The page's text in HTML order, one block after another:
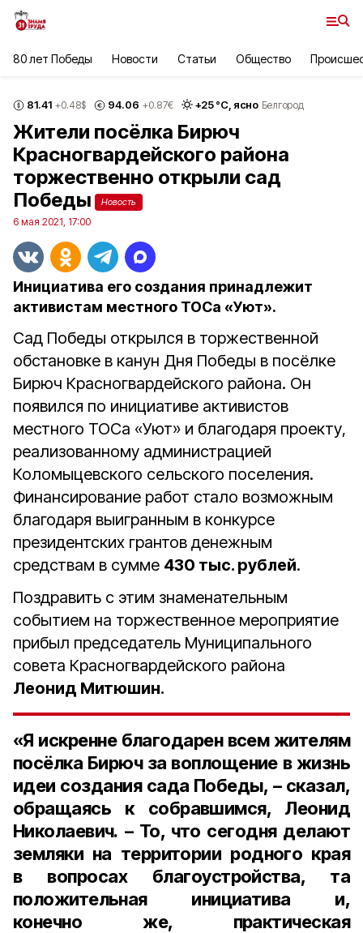
80 лет Победы Новости Статьи Общество
81.41 +0.48$ 94.06 +0.87€ +25°С, ясно Белгород
Жители посёлка Бирюч
Красногвардейского района
торжественно открыли сад
Победы
Новость
6 мая 2021, 17:00
Инициатива его создания принадлежит
активистам местного ТОСа «Уют».
Сад Победы открылся в торжественной
обстановке в канун Дня Победы в посёлке
Бирюч Красногвардейского района. Он
появился по инициативе активистов
местного ТОСа «Уют» и благодаря проекту,
реализованному администрацией
Коломыцевского сельского поселения.
Финансирование работ стало возможным
благодаря выигранным в конкурсе
президентских грантов денежным
средствам в сумме 430 тыс. рублей.
Поздравить с этим знаменательным
событием на торжественное мероприятие
прибыл председатель Муниципального
совета Красногвардейского района
Леонид Митюшин.
«Я искренне благодарен всем жителям
посёлка Бирюч за воплощение в жизнь
идеи создания сада Победы, – сказал,
обращаясь к собравшимся, Леонид
Николаевич. – То, что сегодня делают
земляки на территории родного края
в вопросах благоустройства, та
положительная инициатива и,
конечно же, практическая